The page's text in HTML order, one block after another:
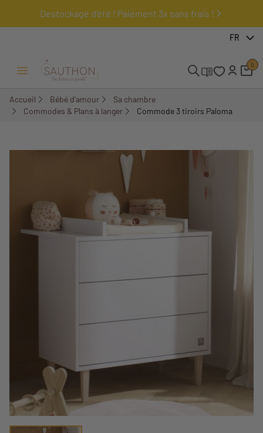
Destockage d'été ! Paiement 3x sans frais !
FR
Ouvrir/Fermer menu
0
Accueil Bébé d'amour
Sa chambre
Commodes & Plans à langer
Commode 3 tiroirs Paloma